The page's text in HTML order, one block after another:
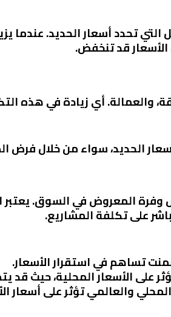
تحدد أسعار الحديد. عندما
الأسعار قد تنخفض.
والعمالة. أي زيادة في هذه
الحديد، سواء من خلال فرض
المعروض في السوق. يعتبر
على تكلفة المشاريع.
تساهم في استقرار الأسعار.
على الأسعار المحلية، حيث قد
والعالمي تؤثر على أسعار